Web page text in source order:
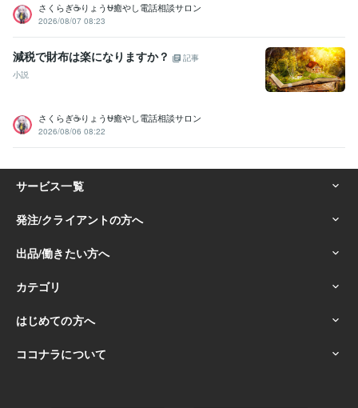
トロント大学教育研究所（OISE） 2006年8月 ~ 2008年5月
オックスフォード大学
さくらぎ☕りょう⛎癒やし電話相談サロン
2026/08/07 08:23
減税で財布は楽になりますか？
記事
小説
さくらぎ☕りょう⛎癒やし電話相談サロン
2026/08/06 08:22